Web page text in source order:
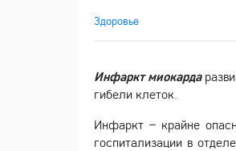
Здоровье
Инфаркт миокарда
гибели клеток.
Инфаркт – крайне
госпитализации в